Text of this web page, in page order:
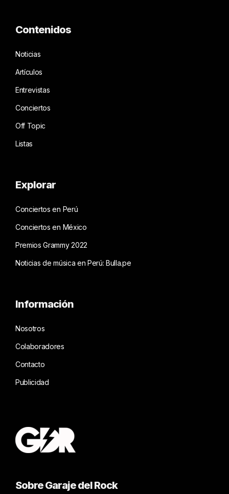
Contenidos
Noticias
Artículos
Entrevistas
Conciertos
Off Topic
Listas
Explorar
Conciertos en Perú
Conciertos en México
Premios Grammy 2022
Noticias de música en Perú: Bulla.pe
Información
Nosotros
Colaboradores
Contacto
Publicidad
Sobre Garaje del Rock